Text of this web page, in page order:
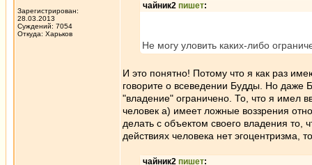
Зарегистрирован:
28.03.2013
Суждений: 7054
Откуда: Харьков
чайник2 пишет:
Не могу уловить каких-либо
И это понятно! Потому что я как раз
говорите о всеведении Будды. Но даже
"владение" ограничено. То, что я имел
человек а) имеет ложные воззрения
делать с объектом своего владения
действиях человека нет эгоцентризма,
чайник2 пишет: